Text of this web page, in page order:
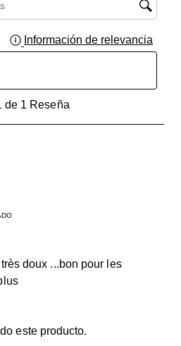
Información de relevancia
de 1 Reseña
doux ...bon pour les
este producto.